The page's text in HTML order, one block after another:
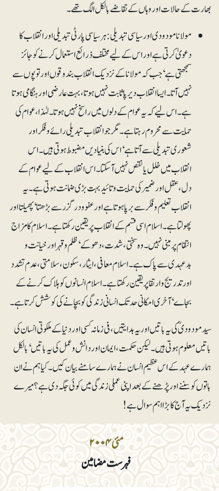
مئی ۲۰۰۴
فہرست مضامین
بھارت کے حالات اور وہاں کے تقاضے بالکل الگ تھے۔
مولانا مودودی اور سیاسی تبدیلی: ہر سیاسی پارٹی تبدیلی اور انقلاب کا
دعویٰ کرتی ہے اور اس کے لیے مختلف ذرائع استعمال کرنے کو جائز
سمجھتی ہے‘ جب کہ مولانا کے نزدیک انقلاب بندوقوں اور توپوں سے
نہیں آتا۔ ایسا انقلاب دیرپا ثابت نہیں ہوتا، بہت عارضی اور ہنگامی ہوتا
ہے۔ اس لیے کہ یہ عوام کے دلوں میں راسخ نہیں ہوتا۔ لہٰذا، عوام کی
حمایت سے محروم رہتا ہے۔ مگر جو انقلاب تبدیلی رائے و فکر اور
شعوری تبدیلی سے آتا ہے‘ اس کی بنیادیں مضبوط ہوتی ہیں۔ اس
انقلاب میں خلل یا نقص نہیں آ سکتا۔ اس انقلاب کے لیے عوام کے
دل، عقل اور ضمیر کی حمایت و تائید بہت بڑی ضمانت ہوتی ہے۔ یہ
انقلاب تعلیم و فکر سے برپا ہوتا ہے اور عفو و درگزر سے بڑھتا‘ پھیلتا اور
پھولتا ہے۔ اسلام اسی قسم کے انقلاب پر یقین رکھتا ہے۔ اسلام کا مزاج
انتقام پر مبنی نہیں۔ وہ سختی، شدت، دھوکے‘ ظلم و قہر اور خیانت و
بدعہدی سے پاک ہے۔ اسلام معافی، ایثار، سکون، سلامتی، عدم تشدد
اور تدریج و ارتقا پر یقین رکھتا ہے۔ اسلام انسانوں کو ہلاک کرنے کے
بجاے‘ آخری امکانی حد تک انسانی زندگی کو بچانے کی کوشش کرتا ہے۔
سید مودودیؒ کی یہ باتیں اور یہ ہدایتیں، فی زمانہ کسی اور دنیا کے ملکوتی انسان کی
باتیں معلوم ہوتی ہیں۔ لیکن حکمت، ایمان اور دانش و عمل کی یہ باتیں‘ بالکل
ہمارے عہد کے اس عظیم انسان نے ہمارے سامنے بیان کیں۔ کیا ہم نے ان
باتوں کو سننے اور پڑھنے کے بعد اپنی عملی زندگی میں کوئی جگہ دی ہے؟ میرے
نزدیک یہ آج کا بڑا اہم سوال ہے!